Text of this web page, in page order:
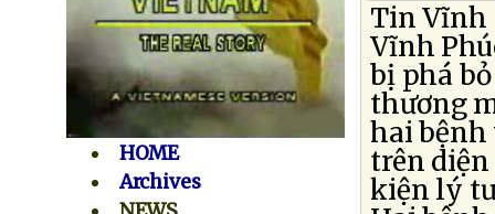
HOME
Archives
Tin Vĩnh
Vĩnh
bị phá
thương
hai bệnh
trên
kiện lý